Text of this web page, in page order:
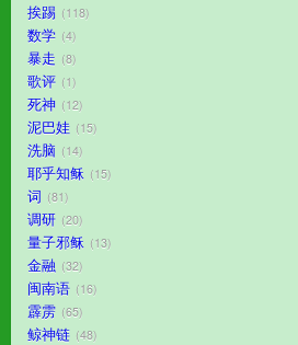
挨踢 118
数学 4
暴走 8
歌评 1
死神 12
泥巴娃 15
洗脑 14
耶乎知稣 15
词 81
调研 20
量子邪稣 13
金融 32
闽南语 16
霹雳 65
鲸神链 48